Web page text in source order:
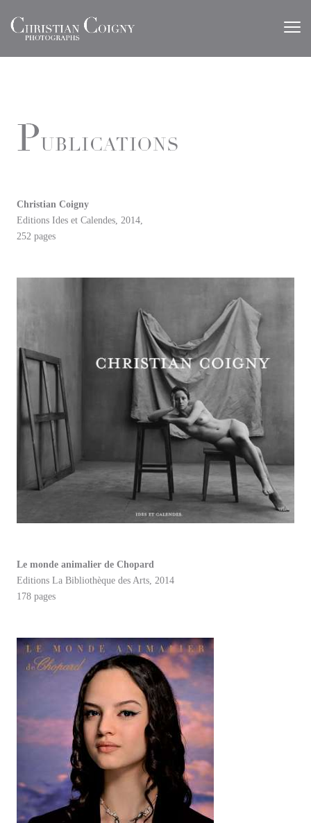
Christian Coigny
Editions Ides et Calendes, 2014,
252 pages
Le monde animalier de Chopard
Editions La Bibliothèque des Arts, 2014
178 pages